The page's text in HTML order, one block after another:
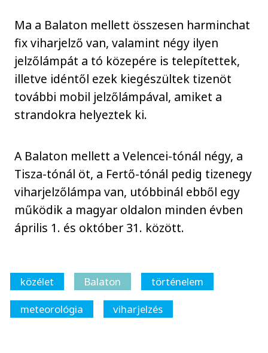
Ma a Balaton mellett összesen harminchat
fix viharjelző van, valamint négy ilyen
jelzőlámpát a tó közepére is telepítettek,
illetve idéntől ezek kiegészültek tizenöt
további mobil jelzőlámpával, amiket a
strandokra helyeztek ki.
A Balaton mellett a Velencei-tónál négy, a
Tisza-tónál öt, a Fertő-tónál pedig tizenegy
viharjelzőlámpa van, utóbbinál ebből egy
működik a magyar oldalon minden évben
április 1. és október 31. között.
közélet Balaton
történelem
meteorológia
viharjelzés